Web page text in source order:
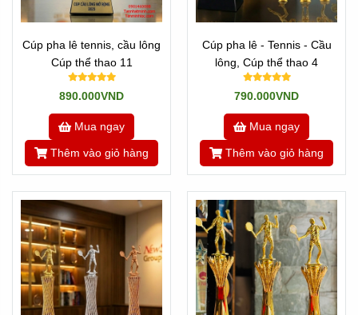
Cúp pha lê tennis, cầu lông
Cúp thể thao 11
890.000VND
Mua ngay
Thêm vào giỏ hàng
Cúp pha lê - Tennis - Cầu
lông, Cúp thể thao 4
790.000VND
Mua ngay
Thêm vào giỏ hàng